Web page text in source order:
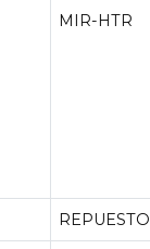
MIR-HTR
REPUESTO